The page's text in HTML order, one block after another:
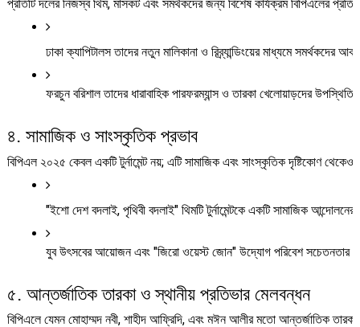
প্রতিটি দলের নিজস্ব থিম, মাসকট এবং সমর্থকদের জন্য বিশেষ কার্যক্রম বিপিএলের
ঢাকা ক্যাপিটালস তাদের নতুন মালিকানা ও রিব্র্যান্ডিংয়ের মাধ্যমে সমর্থকদের
ফরচুন বরিশাল তাদের ধারাবাহিক পারফরম্যান্স ও তারকা খেলোয়াড়দের
৪. সামাজিক ও সাংস্কৃতিক প্রভাব
বিপিএল ২০২৫ কেবল একটি টুর্নামেন্ট নয়; এটি সামাজিক এবং সাংস্কৃতিক দৃষ্টিকোণ
"ইশো দেশ বদলাই, পৃথিবী বদলাই" থিমটি টুর্নামেন্টকে একটি সামাজিক
যুব উৎসবের আয়োজন এবং "জিরো ওয়েস্ট জোন" উদ্যোগ পরিবেশ সচেতনতার
৫. আন্তর্জাতিক তারকা ও স্থানীয় প্রতিভার মেলবন্ধন
বিপিএলে যেমন মোহাম্মদ নবী, শাহীদ আফ্রিদি, এবং মঈন আলীর মতো আন্তর্জাতিক